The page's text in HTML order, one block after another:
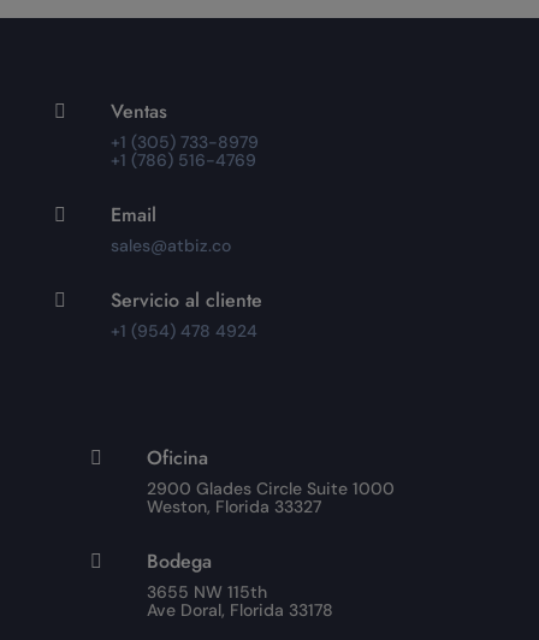
 Ventas
+1 (305) 733-8979
+1 (786) 516-4769
 Email
sales@atbiz.co
 Servicio al cliente
+1 (954) 478 4924
 Oficina
2900 Glades Circle Suite 1000
Weston, Florida 33327
 Bodega
3655 NW 115th
Ave Doral, Florida 33178